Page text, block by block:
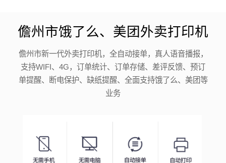
儋州市饿了么、美团外卖打印机
儋州市新一代外卖打印机，全自动接单，真人语音播报，
支持WIFI、4G，订单统计、订单存储、差评反馈、预订
单提醒、断电保护、缺纸提醒、全面支持饿了么、美团等
业务